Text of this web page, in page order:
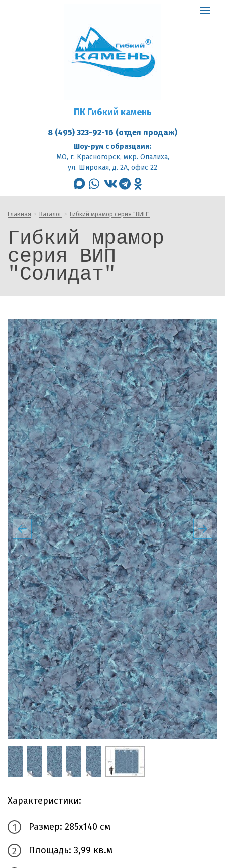
ПК Гибкий камень
8 (495) 323-92-16 (отдел продаж)
Шоу-рум с образцами:
МО, г. Красногорск, мкр. Опалиха,
ул. Широкая, д. 2А, офис 22
max whatsapp
vk telegramodnoklassniki
Toggle
Главная Каталог Гибкий мрамор серия "ВИП"
Гибкий мрамор
серия ВИП
"Солидат"
Характеристики:
Размер: 285х140 см
Площадь: 3,99 кв.м